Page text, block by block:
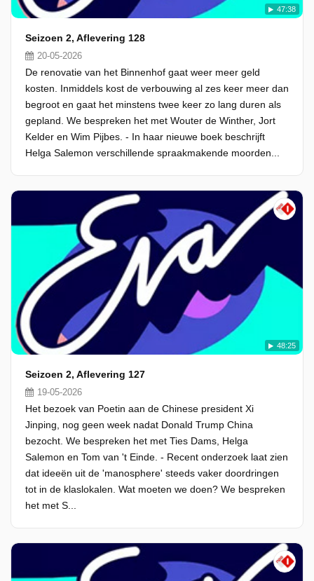
47:38
Seizoen 2, Aflevering 128
20-05-2026
De renovatie van het Binnenhof gaat weer meer geld
kosten. Inmiddels kost de verbouwing al zes keer meer dan
begroot en gaat het minstens twee keer zo lang duren als
gepland. We bespreken het met Wouter de Winther, Jort
Kelder en Wim Pijbes. - In haar nieuwe boek beschrijft
Helga Salemon verschillende spraakmakende moorden...
48:25
Seizoen 2, Aflevering 127
19-05-2026
Het bezoek van Poetin aan de Chinese president Xi
Jinping, nog geen week nadat Donald Trump China
bezocht. We bespreken het met Ties Dams, Helga
Salemon en Tom van 't Einde. - Recent onderzoek laat zien
dat ideeën uit de 'manosphere' steeds vaker doordringen
tot in de klaslokalen. Wat moeten we doen? We bespreken
het met S...